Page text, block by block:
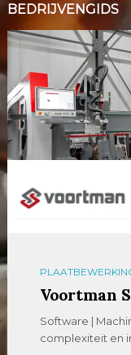
BEDRIJVENGIDS
Voortman
Software |
complexiteit en